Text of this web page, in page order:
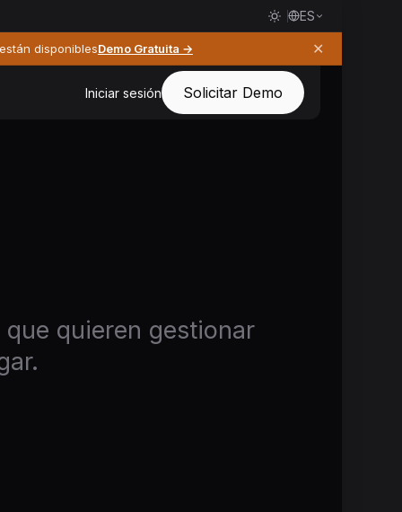
ES
disponiblesDemo Gratuita → ✕
Iniciar sesión Solicitar Demo
quieren gestionar